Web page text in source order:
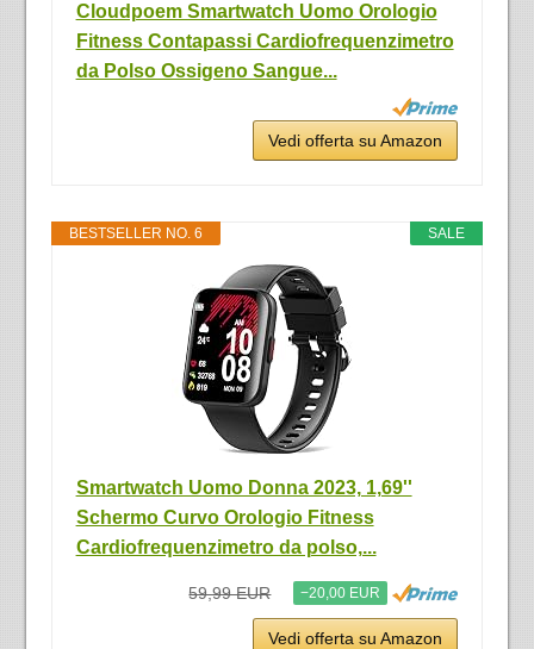
Cloudpoem Smartwatch Uomo Orologio
Fitness Contapassi Cardiofrequenzimetro
da Polso Ossigeno Sangue...
Vedi offerta su Amazon
SALE
BESTSELLER NO. 6
Smartwatch Uomo Donna 2023, 1,69''
Schermo Curvo Orologio Fitness
Cardiofrequenzimetro da polso,...
59,99 EUR −20,00 EUR
Vedi offerta su Amazon